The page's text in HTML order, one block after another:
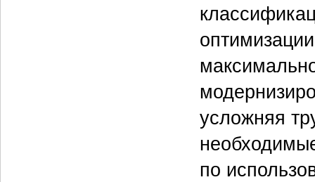
усложняя
по